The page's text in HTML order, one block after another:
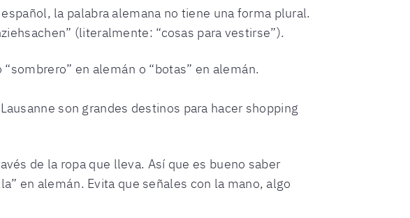
la palabra alemana no tiene una forma plural.
(literalmente: “cosas para vestirse”).
en alemán o “botas” en alemán.
son grandes destinos para hacer shopping
de la ropa que lleva. Así que es bueno saber
en alemán. Evita que señales con la mano, algo